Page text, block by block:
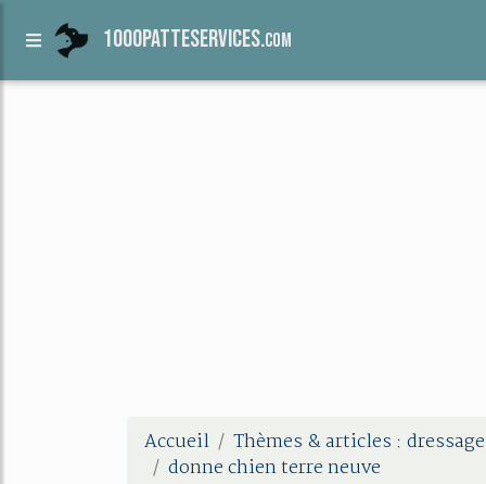
1000patteservices.com
Accueil
Thèmes & articles :
donne chien terre neuve